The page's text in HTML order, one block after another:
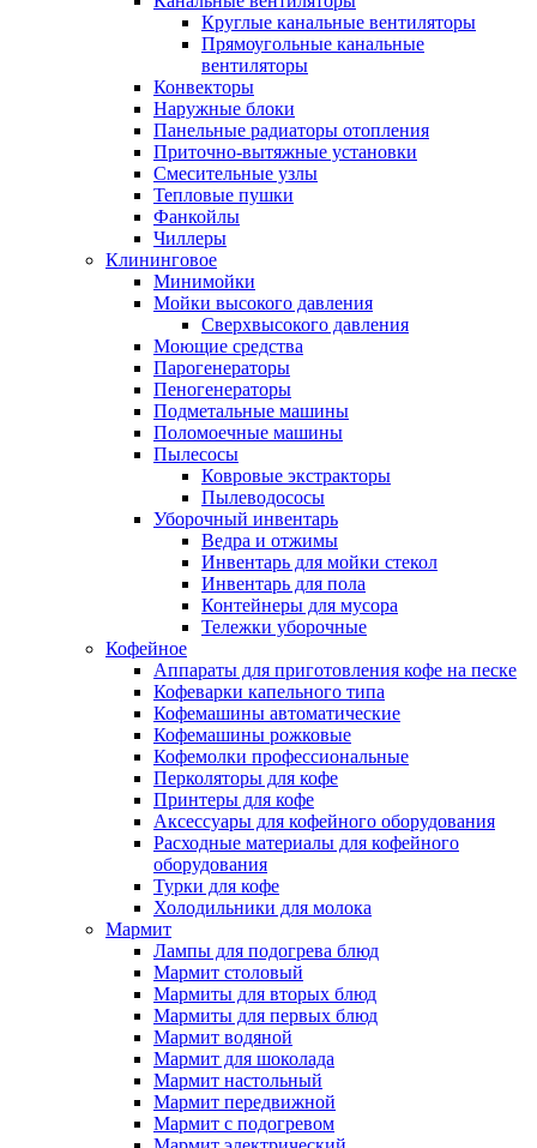
Круглые канальные вентиляторы
Прямоугольные канальные
вентиляторы
Конвекторы
Наружные блоки
Панельные радиаторы отопления
Приточно-вытяжные установки
Смесительные узлы
Тепловые пушки
Фанкойлы
Чиллеры
Клининговое
Минимойки
Мойки высокого давления
Сверхвысокого давления
Моющие средства
Парогенераторы
Пеногенераторы
Подметальные машины
Поломоечные машины
Пылесосы
Ковровые экстракторы
Пылеводососы
Уборочный инвентарь
Ведра и отжимы
Инвентарь для мойки стекол
Инвентарь для пола
Контейнеры для мусора
Тележки уборочные
Кофейное
Аппараты для приготовления кофе на песке
Кофеварки капельного типа
Кофемашины автоматические
Кофемашины рожковые
Кофемолки профессиональные
Перколяторы для кофе
Принтеры для кофе
Аксессуары для кофейного оборудования
Расходные материалы для кофейного
оборудования
Турки для кофе
Холодильники для молока
Мармит
Лампы для подогрева блюд
Мармит столовый
Мармиты для вторых блюд
Мармиты для первых блюд
Мармит водяной
Мармит для шоколада
Мармит настольный
Мармит передвижной
Мармит с подогревом